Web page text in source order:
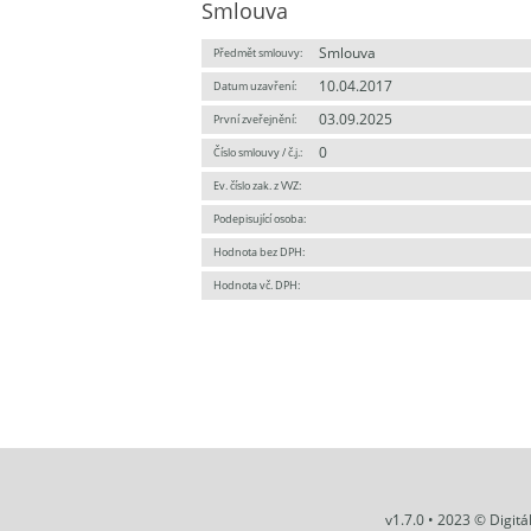
Smlouva
Předmět smlouvy: Smlouva
Datum uzavření: 10.04.2017
První zveřejnění: 03.09.2025
Číslo smlouvy / č.j.: 0
Ev. číslo zak. z VVZ:
Podepisující osoba:
Hodnota bez DPH:
Hodnota vč. DPH:
v1.7.0 • 2023 ©